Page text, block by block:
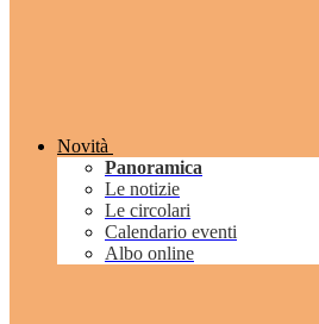
Novità
Panoramica
Le notizie
Le circolari
Calendario eventi
Albo online